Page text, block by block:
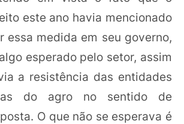
este ano havia mencionado
essa medida em seu governo,
esperado pelo setor, assim
a resistência das entidades
do agro no sentido de
O que não se esperava é